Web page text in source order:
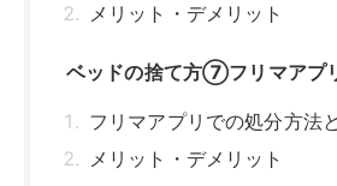
メリット・デメリット
ベッドの捨て方⑦フリマアプ
フリマアプリでの処分方法
メリット・デメリット